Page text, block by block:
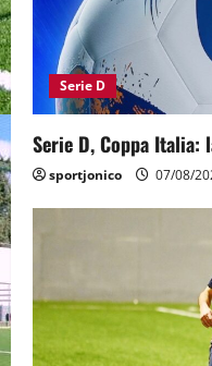
Serie D
Serie D, Coppa Italia:
sportjonico 07/08/